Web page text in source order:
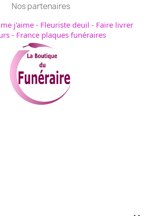
Nos partenaires
j'aime - Fleuriste deuil - Faire livrer
- France plaques funéraires